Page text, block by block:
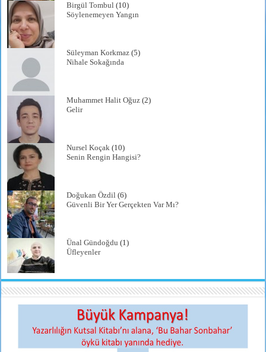
Birgül Tombul (10)
Söylenemeyen Yangın
Süleyman Korkmaz (5)
Nihale Sokağında
Muhammet Halit Oğuz (2)
Gelir
Nursel Koçak (10)
Senin Rengin Hangisi?
Doğukan Özdil (6)
Güvenli Bir Yer Gerçekten Var Mı?
Ünal Gündoğdu (1)
Üfleyenler